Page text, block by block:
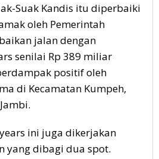
Suak Kandis itu diperbaiki
oleh Pemerintah
jalan dengan
senilai Rp 389 miliar
positif oleh
di Kecamatan Kumpeh,
ini juga dikerjakan
yang dibagi dua spot.